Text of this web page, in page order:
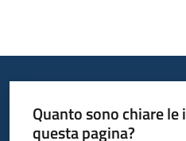
Quanto sono chiare
questa pagina?